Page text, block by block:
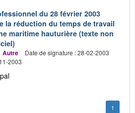
du 28 février 2003
la réduction du temps de travail
maritime hauturière (texte non
Autre
Date de signature : 28-02-2003
2003
1